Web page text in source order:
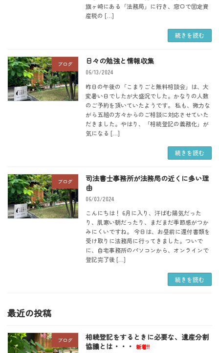
旗ヶ崎にある「法務局」に行き、窓口で固定資
産税の […]
続きを読む
ブログ 日々の勉強と情報収集
06/13/2024
昨日の午後の「こまりごと無料相談会」は、大
変暑い日でしたが大盛況でした。かなりの人数
のご予約を頂いていたようです。 私も、微力な
がら五組の方々からのご相談に対応させていた
だきました。やはり、「相続登記の義務化」が
気になる […]
続きを読む
ブログ
司法書士事務所が法務局の近くに多い理
由
06/03/2024
こんにちは！ 6月に入り、汗ばむ陽気だった
り、肌寒い朝だったり、まだまだ季節感がつか
みにくいですね。 今日は、お昼前に還付書類を
受け取りに法務局に行ってきました。ついで
に、自宅事務所のパソコンから、オンラインで
登記完了後 […]
続きを読む
最近の投稿
ブログ
相続登記をするときに必要な、遺産分割
協議とは・・・ 新着!!